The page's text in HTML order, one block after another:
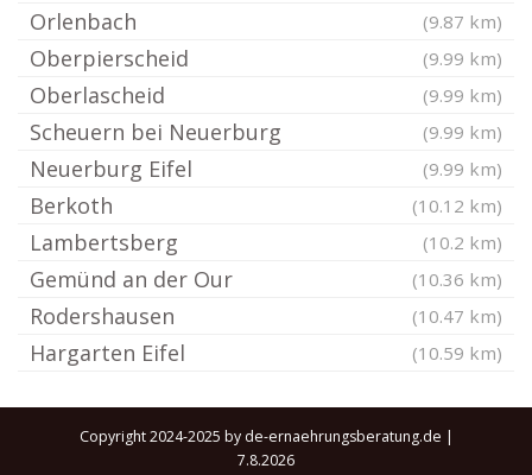
Orlenbach (9.87 km)
Oberpierscheid (9.99 km)
Oberlascheid (9.99 km)
Scheuern bei Neuerburg (9.99 km)
Neuerburg Eifel (9.99 km)
Berkoth (10.12 km)
Lambertsberg (10.2 km)
Gemünd an der Our (10.36 km)
Rodershausen (10.47 km)
Hargarten Eifel (10.59 km)
Copyright 2024-2025 by de-ernaehrungsberatung.de |
7.8.2026